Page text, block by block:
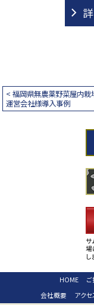
< 福岡県無農薬野菜屋内栽
運営会社様導入事例
サ
場
し
HOME
会社概要
アクセ